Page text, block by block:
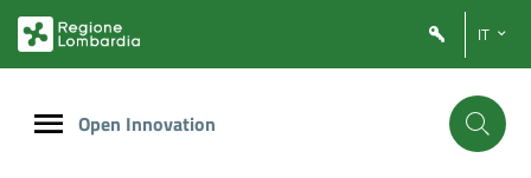
PRINCIPALE
IT
Open Innovation